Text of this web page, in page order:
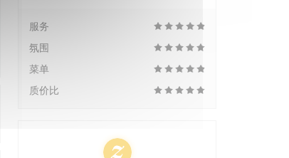
服务
氛围
菜单
质价比